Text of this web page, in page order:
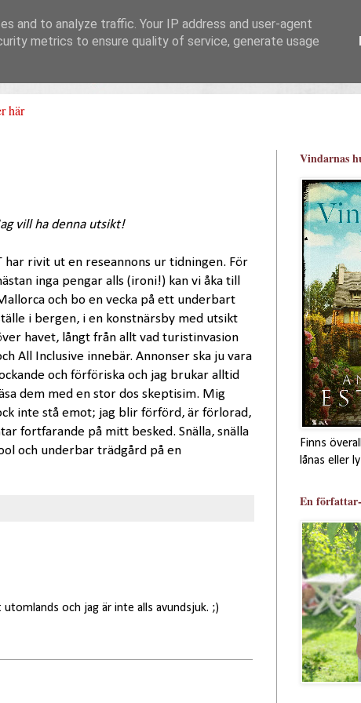
här
vill ha denna utsikt!
har rivit ut en reseannons ur tidningen. För
inga pengar alls (ironi!) kan vi åka till
och bo en vecka på ett underbart
i bergen, i en konstnärsby med utsikt
havet, långt från allt vad turistinvasion
All Inclusive innebär. Annonser ska ju vara
och förföriska och jag brukar alltid
dem med en stor dos skeptisim. Mig
inte stå emot; jag blir förförd, är förlorad,
fortfarande på mitt besked. Snälla, snälla
och underbar trädgård på en
och jag är inte alls avundsjuk. ;)
Vindarnas
Finns
lånas eller
En
and to analyze traffic. Your IP address and user-agent
metrics to ensure quality of service, generate usage